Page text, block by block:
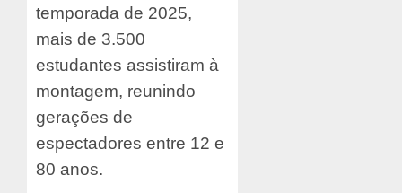
temporada de 2025,
mais de 3.500
estudantes assistiram à
montagem, reunindo
gerações de
espectadores entre 12 e
80 anos.